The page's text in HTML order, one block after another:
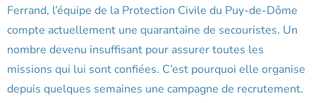
Ferrand, l’équipe de la Protection Civile du Puy-de-Dôme
compte actuellement une quarantaine de secouristes. Un
nombre devenu insuffisant pour assurer toutes les
missions qui lui sont confiées. C’est pourquoi elle organise
depuis quelques semaines une campagne de recrutement.